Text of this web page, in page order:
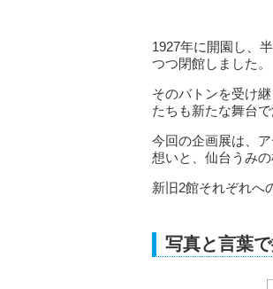
1927年に開園し、
つつ閉館しました。
そのバトンを受け
たちも新たな舞台で
今回の企画展は、
想いと、仙台うみ
新旧2館それぞれへ
写真と言葉